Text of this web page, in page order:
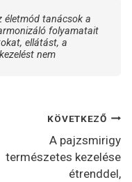
életmód tanácsok a
folyamatait
ellátást, a
nem
KÖVETKEZŐ
A pajzsmirigy
természetes kezelése
étrenddel,